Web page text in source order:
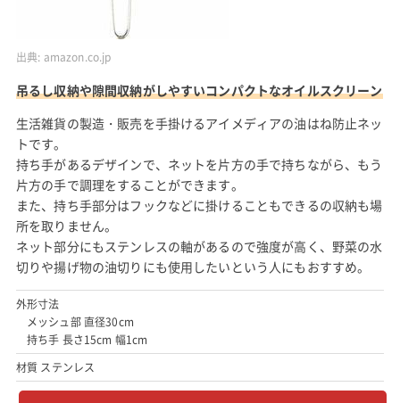
出典: amazon.co.jp
吊るし収納や隙間収納がしやすいコンパクトなオイルスクリーン
生活雑貨の製造・販売を手掛けるアイメディアの油はね防止ネッ
トです。
持ち手があるデザインで、ネットを片方の手で持ちながら、もう
片方の手で調理をすることができます。
また、持ち手部分はフックなどに掛けることもできるの収納も場
所を取りません。
ネット部分にもステンレスの軸があるので強度が高く、野菜の水
切りや揚げ物の油切りにも使用したいという人にもおすすめ。
外形寸法
メッシュ部 直径30cm
持ち手 長さ15cm 幅1cm
材質 ステンレス